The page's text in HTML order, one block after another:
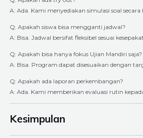
A: Ada. Kami menyediakan simulasi soal
Q: Apakah siswa bisa mengganti jadwal?
A: Bisa. Jadwal bersifat fleksibel sesuai
Q: Apakah bisa hanya fokus Ujian Mandiri saja?
A: Bisa. Program dapat disesuaikan dengan
Q: Apakah ada laporan perkembangan?
A: Ada. Kami memberikan evaluasi rutin
Kesimpulan